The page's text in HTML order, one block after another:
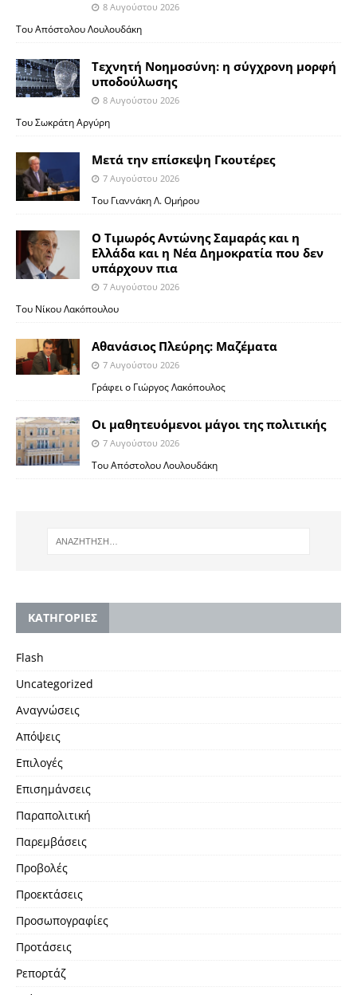
8 Αυγούστου 2026
Του Απόστολου Λουλουδάκη
Τεχνητή Νοημοσύνη: η σύγχρονη μορφή
υποδούλωσης
8 Αυγούστου 2026
Του Σωκράτη Αργύρη
Μετά την επίσκεψη Γκουτέρες
7 Αυγούστου 2026
Του Γιαννάκη Λ. Ομήρου
Ο Τιμωρός Αντώνης Σαμαράς και η
Ελλάδα και η Νέα Δημοκρατία που δεν
υπάρχουν πια
7 Αυγούστου 2026
Του Νίκου Λακόπουλου
Αθανάσιος Πλεύρης: Μαζέματα
7 Αυγούστου 2026
Γράφει ο Γιώργος Λακόπουλος
Οι μαθητευόμενοι μάγοι της πολιτικής
7 Αυγούστου 2026
Του Απόστολου Λουλουδάκη
KΑΤΗΓΟΡΙΕΣ
Flash
Uncategorized
Αναγνώσεις
Απόψεις
Επιλογές
Επισημάνσεις
Παραπολιτική
Παρεμβάσεις
Προβολές
Προεκτάσεις
Προσωπογραφίες
Προτάσεις
Ρεπορτάζ